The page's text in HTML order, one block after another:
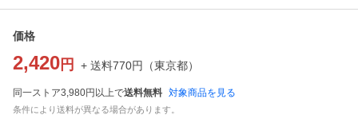
価格
2,420 円 + 送料770円 （東京都）
同一ストア3,980円以上で送料無料 対象商品を見る
条件により送料が異なる場合があります。